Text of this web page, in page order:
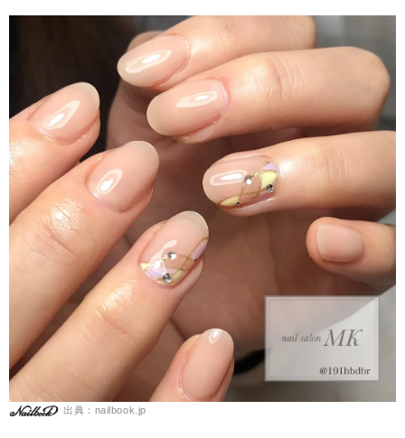
出典：nailbook.jp